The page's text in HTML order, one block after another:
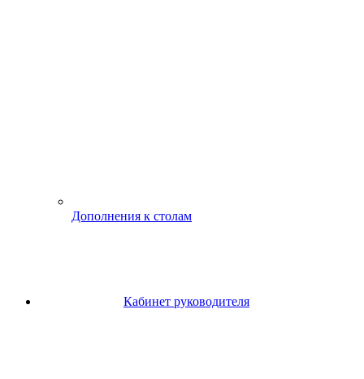
Дополнения к столам
Кабинет руководителя